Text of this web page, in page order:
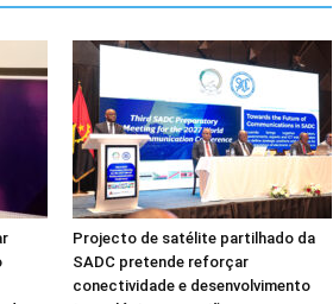
Projecto de satélite partilhado da
SADC pretende reforçar
conectividade e desenvolvimento